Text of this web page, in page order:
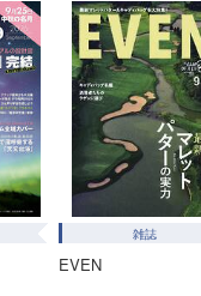
カート
試し読み
カート
雑誌
EVEN